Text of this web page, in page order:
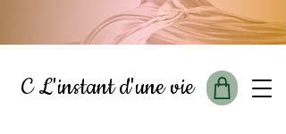
C L'instant d'une vie